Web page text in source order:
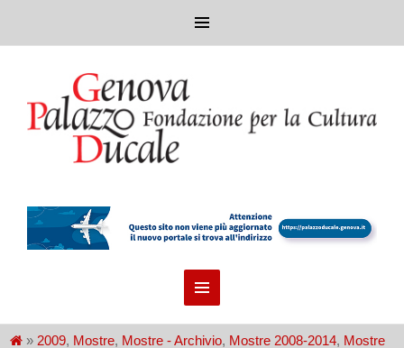
» 2009, Mostre, Mostre - Archivio, Mostre 2008-2014, Mostre